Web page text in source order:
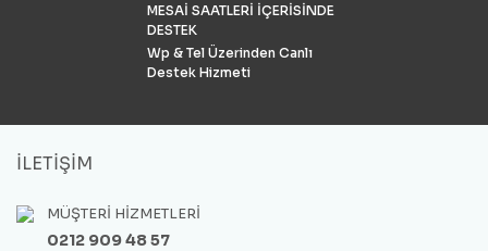
MESAİ SAATLERİ İÇERİSİNDE
DESTEK
Wp & Tel Üzerinden Canlı
Destek Hizmeti
İLETİŞİM
MÜŞTERİ HİZMETLERİ
0212 909 48 57